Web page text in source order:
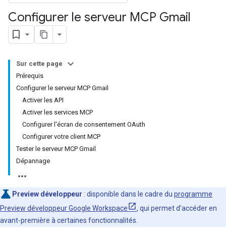
Configurer le serveur MCP Gmail
Sur cette page
Prérequis
Configurer le serveur MCP Gmail
Activer les API
Activer les services MCP
Configurer l'écran de consentement OAuth
Configurer votre client MCP
Tester le serveur MCP Gmail
Dépannage
Preview développeur : disponible dans le cadre du programme
Preview développeur Google Workspace
, qui permet d'accéder en
avant-première à certaines fonctionnalités.